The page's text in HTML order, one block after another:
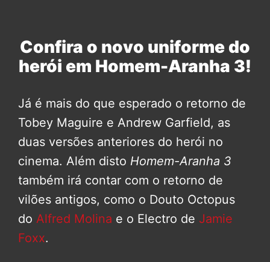
Confira o novo uniforme do
herói em Homem-Aranha 3!
Já é mais do que esperado o retorno de
Tobey Maguire e Andrew Garfield, as
duas versões anteriores do herói no
cinema. Além disto Homem-Aranha 3
também irá contar com o retorno de
vilões antigos, como o Douto Octopus
do Alfred Molina e o Electro de Jamie
Foxx.